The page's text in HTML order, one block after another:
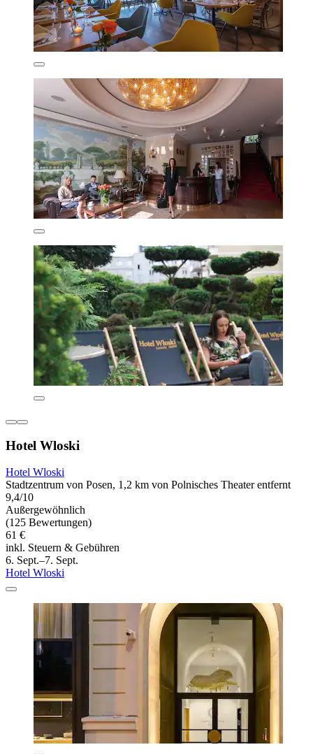
Hotel Wloski
Hotel Wloski
Stadtzentrum von Posen, 1,2 km von Polnisches Theater entfernt
9,4/10
Außergewöhnlich
(125 Bewertungen)
61 €
inkl. Steuern & Gebühren
6. Sept.–7. Sept.
Hotel Wloski